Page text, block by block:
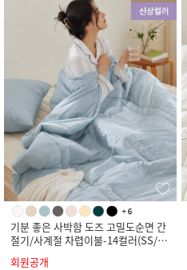
기분 좋은 사박함 도즈 고밀도순면 간
절기/사계절 차렵이불-14컬러(SS/Q/
회원공개